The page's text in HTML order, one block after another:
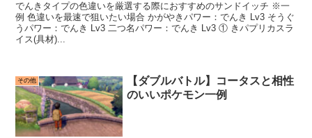
でんきタイプの色違いを厳選する際におすすめのサンドイッチ ※一
例 色違いを最速で狙いたい場合 かがやきパワー：でんき Lv3 そうぐ
うパワー：でんき Lv3 二つ名パワー：でんき Lv3 ① きパプリカスラ
イス(具材)...
その他
【ダブルバトル】コータスと相性
のいいポケモン一例